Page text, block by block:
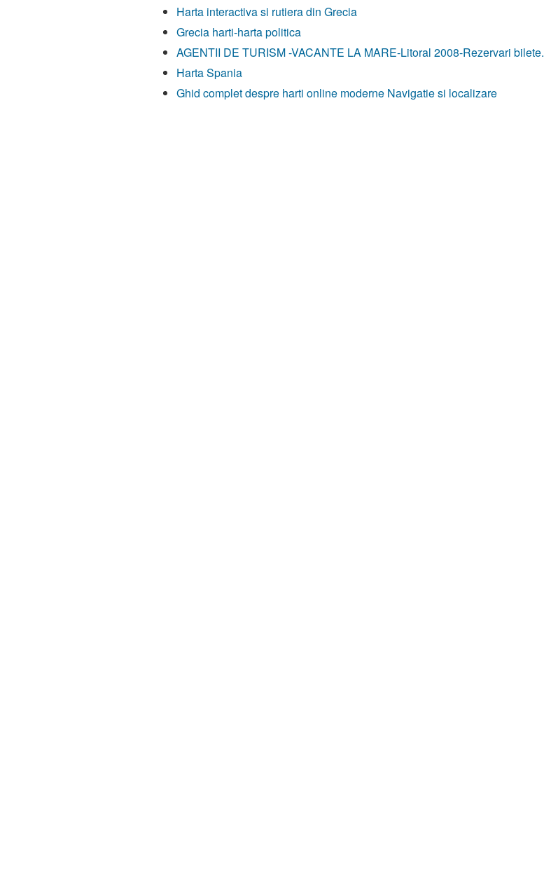
Harta interactiva si rutiera din Grecia
Grecia harti-harta politica
AGENTII DE TURISM -VACANTE LA MARE-Litoral 2008-Rezervari bilete.
Harta Spania
Ghid complet despre harti online moderne Navigatie si localizare